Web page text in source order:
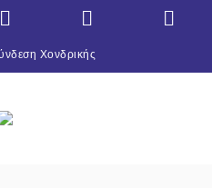
Χονδρικής